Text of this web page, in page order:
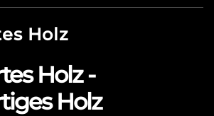
Holz
Holz -
Holz